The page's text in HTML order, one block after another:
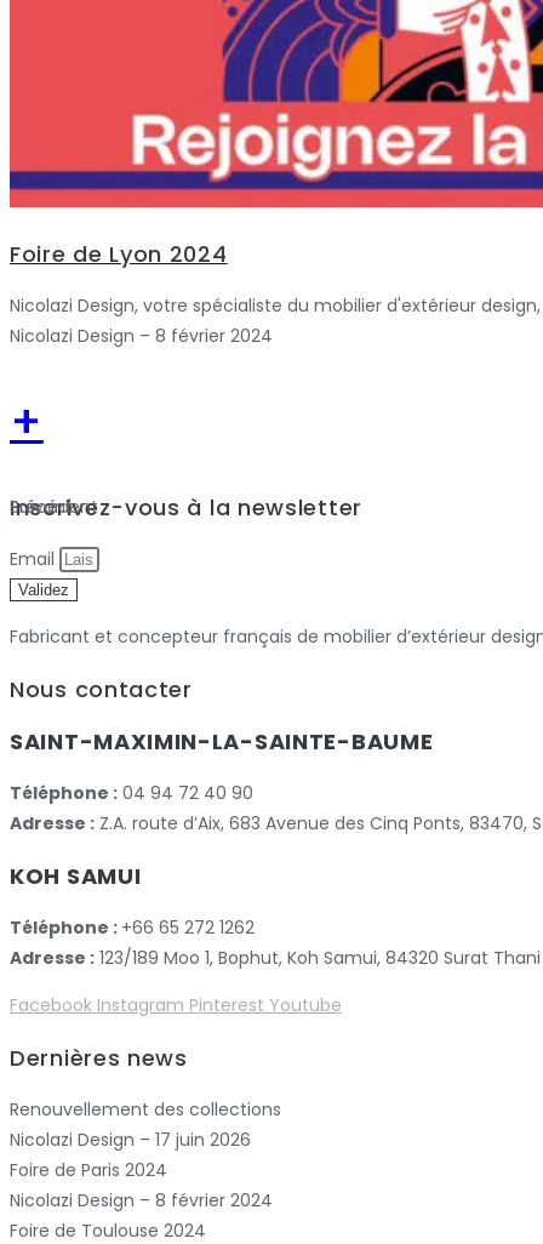
Foire de Lyon 2024
Nicolazi Design, votre spécialiste du mobilier d'extérieur
Nicolazi Design – 8 février 2024
+
Précédent
Suivant
Inscrivez-vous à la newsletter
Email
Validez
Fabricant et concepteur français de mobilier d’extérieur
Nous contacter
SAINT-MAXIMIN-LA-SAINTE-BAUME
Téléphone : 04 94 72 40 90
Adresse : Z.A. route d’Aix, 683 Avenue des Cinq Ponts,
KOH SAMUI
Téléphone : +66 65 272 1262
Adresse : 123/189 Moo 1, Bophut, Koh Samui, 84320 Surat Thani
Facebook Instagram Pinterest Youtube
Dernières news
Renouvellement des collections
Nicolazi Design – 17 juin 2026
Foire de Paris 2024
Nicolazi Design – 8 février 2024
Foire de Toulouse 2024